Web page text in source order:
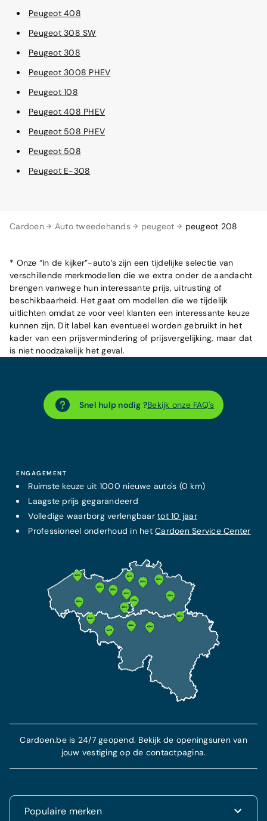
Cardoen Auto tweedehands peugeot peugeot 208
Peugeot 408
Peugeot 308 SW
Peugeot 308
Peugeot 3008 PHEV
Peugeot 108
Peugeot 408 PHEV
Peugeot 508 PHEV
Peugeot 508
Peugeot E-308
* Onze “In de kijker”-auto’s zijn een tijdelijke selectie van
verschillende merkmodellen die we extra onder de aandacht
brengen vanwege hun interessante prijs, uitrusting of
beschikbaarheid. Het gaat om modellen die we tijdelijk
uitlichten omdat ze voor veel klanten een interessante keuze
kunnen zijn. Dit label kan eventueel worden gebruikt in het
kader van een prijsvermindering of prijsvergelijking, maar dat
is niet noodzakelijk het geval.
Snel hulp nodig ?Bekijk onze FAQ's
ENGAGEMENT
Ruimste keuze uit 1000 nieuwe auto's (0 km)
Laagste prijs gegarandeerd
Volledige waarborg verlengbaartot 10 jaar
Professioneel onderhoud in hetCardoen Service Center
Populaire merken
Cardoen.be is 24/7 geopend. Bekijk de openingsuren van
jouw vestiging op de contactpagina.